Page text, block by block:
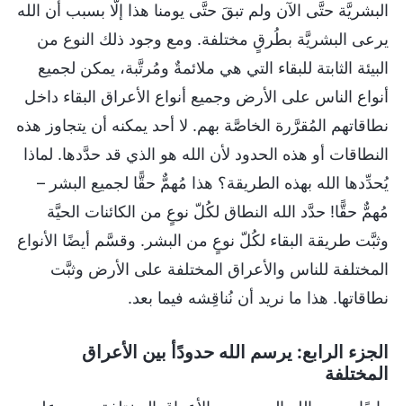
البشريَّة حتَّى الآن ولم تبقَ حتَّى يومنا هذا إلّا بسبب أن الله
يرعى البشريَّة بطُرقٍ مختلفة. ومع وجود ذلك النوع من
البيئة الثابتة للبقاء التي هي ملائمةٌ ومُرتَّبة، يمكن لجميع
أنواع الناس على الأرض وجميع أنواع الأعراق البقاء داخل
نطاقاتهم المُقرَّرة الخاصَّة بهم. لا أحد يمكنه أن يتجاوز هذه
النطاقات أو هذه الحدود لأن الله هو الذي قد حدَّدها. لماذا
يُحدِّدها الله بهذه الطريقة؟ هذا مُهمٌّ حقًّا لجميع البشر –
مُهمٌّ حقًّا! حدَّد الله النطاق لكُلّ نوعٍ من الكائنات الحيَّة
وثبَّت طريقة البقاء لكُلّ نوعٍ من البشر. وقسَّم أيضًا الأنواع
المختلفة للناس والأعراق المختلفة على الأرض وثبَّت
نطاقاتها. هذا ما نريد أن نُناقِشه فيما بعد.
الجزء الرابع: يرسم الله حدودًأ بين الأعراق
المختلفة